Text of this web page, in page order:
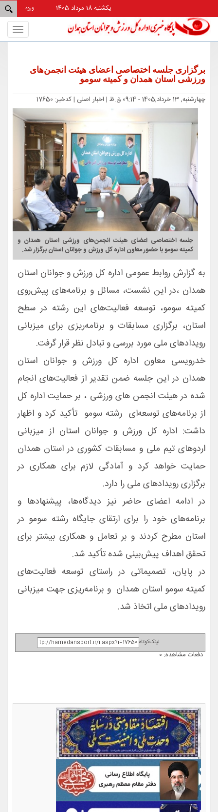
ورود
یکشنبه 18 مرداد 1405
برگزاری جلسه اختصاصی اعضای هیئت انجمن‌های
ورزشی استان همدان و کمیته سومو
چهارشنبه, 13 خرداد,1405 - 09:14 ق.ظ | اخبار اصلی | کدخبر: 17650
جلسه اختصاصی اعضای هیئت انجمن‌های ورزشی استان همدان و
کمیته سومو با حضور معاون اداره کل ورزش و جوانان استان برگزار شد.
به گزارش روابط عمومی اداره کل ورزش و جوانان استان
همدان ،در این نشست، مسائل و برنامه‌های پیش‌روی
کمیته سومو، توسعه فعالیت‌های این رشته در سطح
استان، برگزاری مسابقات و برنامه‌ریزی برای میزبانی
رویدادهای ملی مورد بررسی و تبادل نظر قرار گرفت.
خدرویسی معاون اداره کل ورزش و جوانان استان
همدان در این جلسه ضمن تقدیر از فعالیت‌های انجام
شده در هیئت انجمن های ورزشی ، بر حمایت اداره کل
از برنامه‌های توسعه‌ای رشته سومو تأکید کرد و اظهار
داشت: اداره کل ورزش و جوانان استان از میزبانی
اردوهای تیم ملی و مسابقات کشوری در استان همدان
حمایت خواهد کرد و آمادگی لازم برای همکاری در
برگزاری رویدادهای ملی را دارد.
در ادامه اعضای حاضر نیز دیدگاه‌ها، پیشنهادها و
برنامه‌های خود را برای ارتقای جایگاه رشته سومو در
استان مطرح کردند و بر تعامل و همکاری بیشتر برای
تحقق اهداف پیش‌بینی شده تأکید شد.
در پایان، تصمیماتی در راستای توسعه فعالیت‌های
کمیته سومو استان همدان و برنامه‌ریزی جهت میزبانی
رویدادهای ملی اتخاذ شد.
لینک‌کوتاه
دفعات مشاهده: 0